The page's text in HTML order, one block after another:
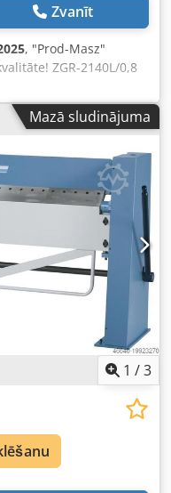
Zvanīt
, "Prod-Masz"
ZGR-2140L/0,8
dati: - Maksimālais
jauda: līdz 0,8 mm
0,8 mm, alumīnija
- Maksimālais
žokļa biezums: 15
visu darba platumu
sijas pacelšana trīs
80 mm - Leņķa
atbilst CE
- Rullīšu šķēres –
(tērauds); cena: +350
180,00 € Apmaksa
katru nedēļu Rēķini
iekšējais piegādājums,
Mazā sludinājuma
1 /3